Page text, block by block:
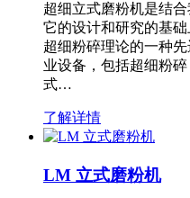
超细立式磨粉机是结
它的设计和研究的基
超细粉碎理论的一种
业设备，包括超细粉
式…
了解详情
LM 立式磨粉机